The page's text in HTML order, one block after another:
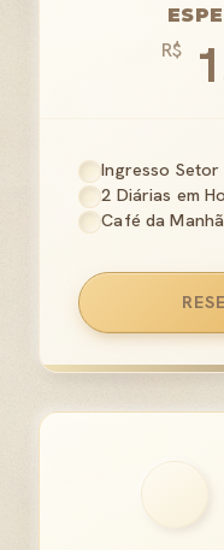
R$
Ingresso Setor
2 Diárias em
Café da